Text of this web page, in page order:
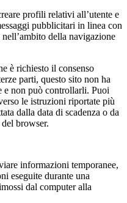
profili relativi all’utente e
pubblicitari in linea con
della navigazione
è richiesto il consenso
parti, questo sito non ha
non può controllarli. Puoi
le istruzioni riportate più
dalla data di scadenza o da
browser.
informazioni temporanee,
eseguite durante una
dal computer alla